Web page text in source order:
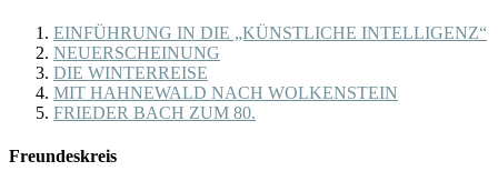
EINFÜHRUNG IN DIE „KÜNSTLICHE INTELLIGENZ“
NEUERSCHEINUNG
DIE WINTERREISE
MIT HAHNEWALD NACH WOLKENSTEIN
FRIEDER BACH ZUM 80.
Freundeskreis